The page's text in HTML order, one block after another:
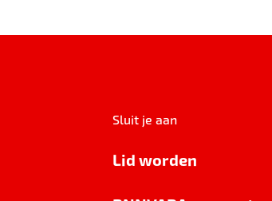
Sluit je aan
Lid worden